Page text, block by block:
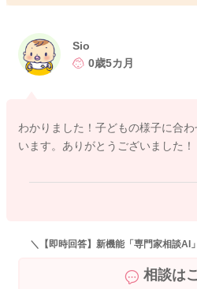
になってきたり、色々なものに興
いますので、寝付きが悪くなったり
子さんも多くなってくる時期です。
寝たり起きたりを繰り返すことも
時に、再び深い眠りにつくことがう
今までは、ママさんが寝やすい環
うまく眠れるのか、お子さんご自
寝方が好みなのか、見つけてあげら
Sio
0歳5カ月
わかりました！子どもの様子に合
います。ありがとうございました！
＼【即時回答】新機能「専門家相談AI
相談は